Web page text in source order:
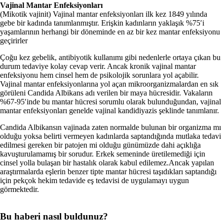
Vajinal Mantar Enfeksiyonları
(Mikotik vajinit) Vajinal mantar enfeksiyonları ilk kez 1849 yılında
gebe bir kadında tanımlanmıştır. Erişkin kadınların yaklaşık %75′i
yaşamlarının herhangi bir döneminde en az bir kez mantar enfeksiyonu
geçirirler
Çoğu kez gebelik, antibiyotik kullanımı gibi nedenlerle ortaya çıkan bu
durum tedaviye kolay cevap verir. Ancak kronik vajinal mantar
enfeksiyonu hem cinsel hem de psikolojik sorunlara yol açabilir.
Vajinal mantar enfeksiyonlarına yol açan mikroorganizmalardan en sık
görüleni Candida Albikans adı verilen bir maya hücresidir. Vakaların
%67-95′inde bu mantar hücresi sorumlu olarak bulunduğundan, vajinal
mantar enfeksiyonları genelde vajinal kandidiyazis şeklinde tanımlanır.
Candida Albikansın vajinada zaten normalde bulunan bir organizma mı
olduğu yoksa belirti vermeyen kadınlarda saptandığında mutlaka tedavi
edilmesi gereken bir patojen mi olduğu günümüzde dahi açıklığa
kavuşturulamamış bir sorudur. Erkek semeninde üretilemediği için
cinsel yolla bulaşan bir hastalık olarak kabul edilemez.Ancak yapılan
araştırmalarda eşlerin benzer tipte mantar hücresi taşıdıkları saptandığı
için pekçok hekim tedavide eş tedavisi de uygulamayı uygun
görmektedir.
Bu haberi nasıl buldunuz?